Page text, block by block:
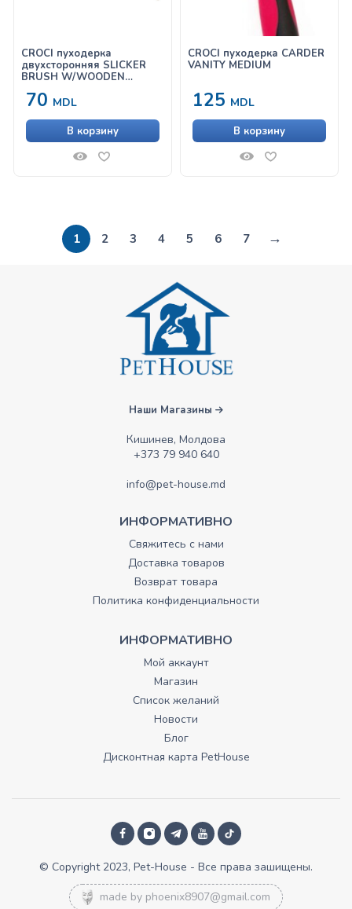
CROCI пуходерка
двухсторонняя SLICKER
BRUSH W/WOODEN
70 MDL
В корзину
CROCI пуходерка CARDER
VANITY MEDIUM
125 MDL
В корзину
1 2 3 4 5 6 7 →
Наши Магазины
Кишинев, Молдова
+373 79 940 640
info@pet-house.md
ИНФОРМАТИВНО
Свяжитесь с нами
Доставка товаров
Возврат товара
Политика конфиденциальности
ИНФОРМАТИВНО
Мой аккаунт
Магазин
Список желаний
Новости
Блог
Дисконтная карта PetHouse
© Copyright 2023, Pet-House - Все права зашищены.
made by phoenix8907@gmail.com